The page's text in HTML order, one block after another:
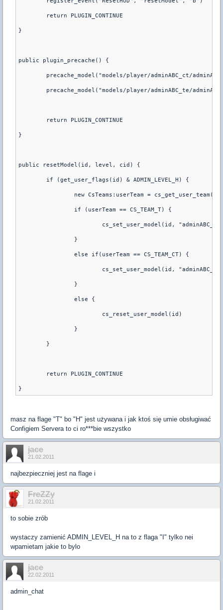
        return PLUGIN_CONTINUE
}
public plugin_precache() {
precache_model("models/player/adminABC_ct/
precache_model("models/player/adminABC_te/
        return PLUGIN_CONTINUE
}
public resetModel(id, level, cid) {
        if (get_user_flags(id) & ADMIN_LEVEL_H) {
new CsTeams:userTeam =
                if (userTeam == CS_TEAM_T) {
cs_set_user_model(id,
                }
                else if(userTeam == CS_TEAM_CT) {
cs_set_user_model(id,
                }
                else {
                        cs_reset_user_model(id)
                }
        }
        return PLUGIN_CONTINUE
masz na flage "T" bo "H" jest używana i jak ktoś się umie obsługiwać
Configiem Servera to ci ro***bie wszystko
jace
21.02.2011
najbezpieczniej jest na flage i
FreZZy
21.02.2011
to sobie zrób
wystaczy zamienić ADMIN_LEVEL_H na to z flaga "I" tylko nei
wpamietam jakie to bylo
jace
22.02.2011
admin_chat